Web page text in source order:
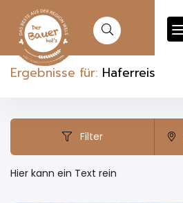
Ergebnisse für: Haferreis
Filter
Hier kann ein Text rein